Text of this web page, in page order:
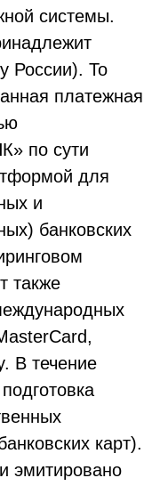
системы.
России). То
платежная
по сути
для
и
банковских
также
В течение
карт).
эмитировано